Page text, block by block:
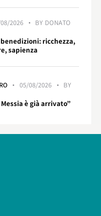
2026 BY DONATO
ricchezza,
sapienza
05/08/2026
BY
è già arrivato”